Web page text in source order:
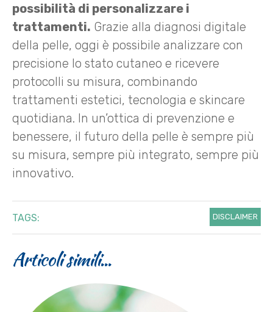
possibilità di personalizzare i
trattamenti. Grazie alla diagnosi digitale
della pelle, oggi è possibile analizzare con
precisione lo stato cutaneo e ricevere
protocolli su misura, combinando
trattamenti estetici, tecnologia e skincare
quotidiana. In un’ottica di prevenzione e
benessere, il futuro della pelle è sempre più
su misura, sempre più integrato, sempre più
innovativo.
TAGS: DISCLAIMER
Articoli simili...